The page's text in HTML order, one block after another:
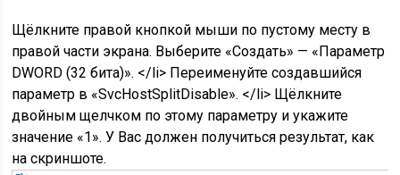
Щёлкните правой кнопкой мыши по пустому месту в
правой части экрана. Выберите «Создать» — «Параметр
DWORD (32 бита)». </li> Переименуйте создавшийся
параметр в «SvcHostSplitDisable». </li> Щёлкните
двойным щелчком по этому параметру и укажите
значение «1». У Вас должен получиться результат, как
на скриншоте.